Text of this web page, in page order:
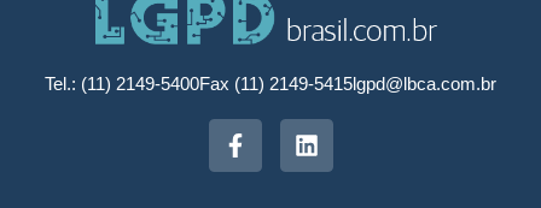
Tel.: (11) 2149-5400Fax (11) 2149-5415lgpd@lbca.com.br